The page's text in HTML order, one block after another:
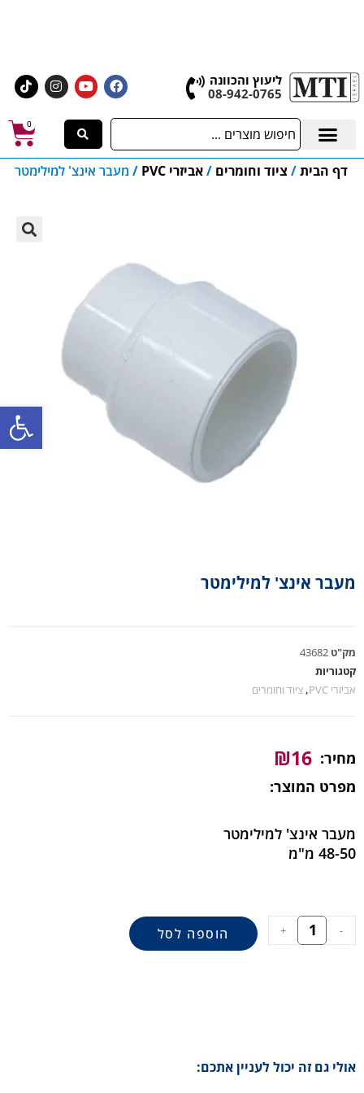
פתח סרגל נגישות
ליעוץ והכוונה
08-942-0765
0
דף הבית/ ציוד וחומרים /אביזרי PVC / מעבר אינצ' למילימטר
מעבר אינצ' למילימטר
מק"ט 43682
קטגוריות
אביזרי PVC
,ציוד וחומרים
מחיר: ₪16
מפרט המוצר:
מעבר אינצ' למילימטר
48-50 מ"מ
-
+ הוספה לסל
אולי גם זה יכול לעניין אתכם: